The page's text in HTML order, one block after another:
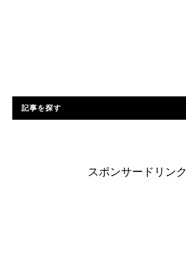
記事を探す
スポンサードリンク